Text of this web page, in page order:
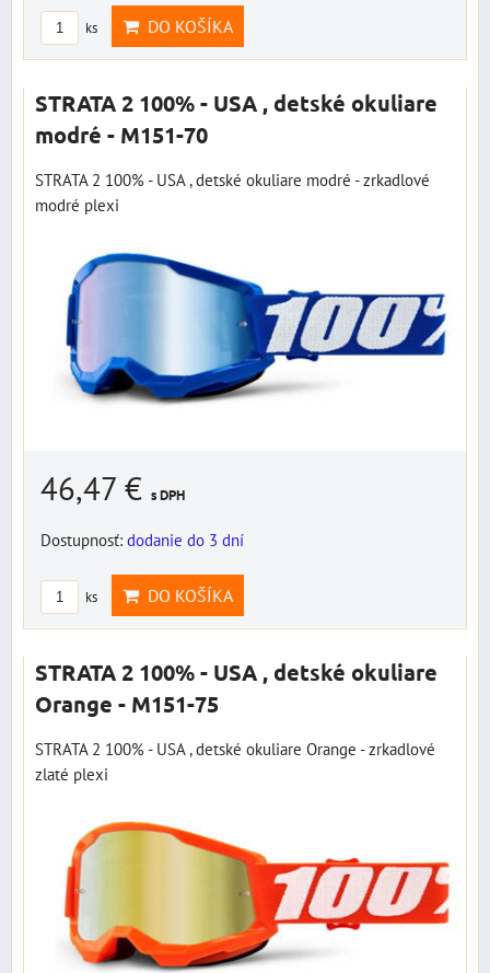
ks DO KOŠÍKA
STRATA 2 100% - USA , detské okuliare
modré - M151-70
STRATA 2 100% - USA , detské okuliare modré - zrkadlové
modré plexi
46,47 € s DPH
Dostupnosť: dodanie do 3 dní
ks DO KOŠÍKA
STRATA 2 100% - USA , detské okuliare
Orange - M151-75
STRATA 2 100% - USA , detské okuliare Orange - zrkadlové
zlaté plexi